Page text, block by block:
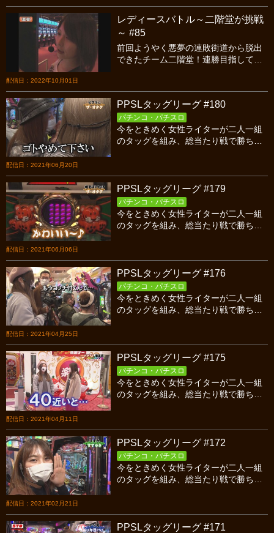
り返しをそれぞれ確変中で折り返した
ゲストチームに対し、出玉はあるもの
のコインの増え方が今ひとつなルミア
キチーム。ココを乗り切って2連勝と行
きたいところですが・・・果たしてど
配信日：2022年10月01日
レディースバトル～二階堂が挑戦
～ #85
前回ようやく悪夢の連敗街道から脱出
できたチーム二階堂！連勝目指してお
ー」さんです♪3回目の出演となるはる
ちゃんはLB戦績２戦２敗！リベンジを
誓って北斗百裂を打ち込み、相方シル
ヴィーもピンクレディーで勝負開始！
対するチーム二階堂はスロットコーナ
配信日：2021年06月20日
PPSLタッグリーグ #180
パチンコ・パチスロ
今をときめく女性ライターが二人一組
のタッグを組み、総当たり戦で勝ち点
の後半戦です！
配信日：2021年06月06日
PPSLタッグリーグ #179
パチンコ・パチスロ
今をときめく女性ライターが二人一組
のタッグを組み、総当たり戦で勝ち点
の前半戦です！
配信日：2021年04月25日
PPSLタッグリーグ #176
パチンコ・パチスロ
今をときめく女性ライターが二人一組
のタッグを組み、総当たり戦で勝ち点
です！
配信日：2021年04月11日
PPSLタッグリーグ #175
パチンコ・パチスロ
今をときめく女性ライターが二人一組
のタッグを組み、総当たり戦で勝ち点
です！
配信日：2021年02月21日
PPSLタッグリーグ #172
パチンコ・パチスロ
今をときめく女性ライターが二人一組
のタッグを組み、総当たり戦で勝ち点
の後半戦です！
PPSLタッグリーグ #171